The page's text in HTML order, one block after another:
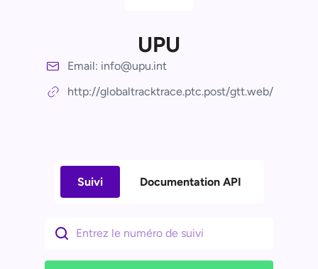
UPU
Email: info@upu.int
http://globaltracktrace.ptc.post/gtt.web/
Suivi Documentation API